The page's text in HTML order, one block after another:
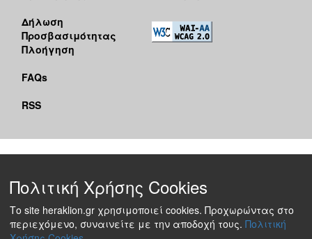
Δήλωση
Προσβασιμότητας
Πλοήγηση
FAQs
RSS
Πολιτική Χρήσης Cookies
Το site heraklion.gr χρησιμοποιεί cookies. Προχωρώντας στο
περιεχόμενο, συναινείτε με την αποδοχή τους. Πολιτική